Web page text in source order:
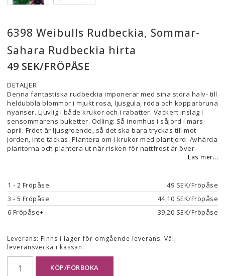
6398 Weibulls Rudbeckia, Sommar-
Sahara Rudbeckia hirta
49 SEK/FRÖPÅSE
DETALJER
Denna fantastiska rudbeckia imponerar med sina stora halv- till
heldubbla blommor i mjukt rosa, ljusgula, röda och kopparbruna
nyanser. Ljuvlig i både krukor och i rabatter. Vackert inslag i
sensommarens buketter. Odling: Så inomhus i såjord i mars-
april. Fröet är ljusgroende, så det ska bara tryckas till mot
jorden, inte täckas. Plantera om i krukor med plantjord. Avhärda
plantorna och plantera ut när risken för nattfrost är över.
Läs mer...
1 - 2 Fröpåse
49 SEK/Fröpåse
3 - 5 Fröpåse
44,10 SEK/Fröpåse
6 Fröpåse+ 39,20 SEK/Fröpåse
Leverans: Finns i lager för omgående leverans. Välj
leveransvecka i kassan.
KÖP/FÖRBOKA